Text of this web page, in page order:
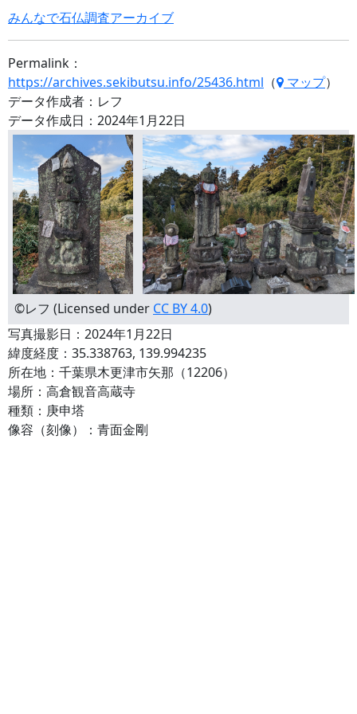
みんなで石仏調査アーカイブ
Permalink：
https://archives.sekibutsu.info/25436.html （ マップ）
データ作成者：レフ
データ作成日：2024年1月22日
©レフ (Licensed under CC BY 4.0)
写真撮影日：2024年1月22日
緯度経度：35.338763, 139.994235
所在地：千葉県木更津市矢那（12206）
場所：高倉観音高蔵寺
種類：庚申塔
像容（刻像）：青面金剛